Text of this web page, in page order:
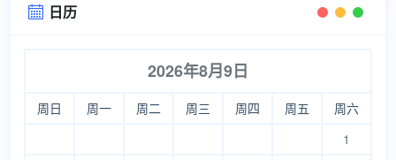
 日历
2026年8月9日
周日 周一 周二 周三 周四 周五
周六
1